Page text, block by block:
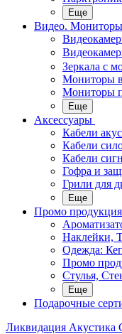
Еще
Видео. Мониторы
Зеркала с
Мониторы
Мониторы
Еще
Аксессуары
Кабели
Кабели
Кабели
Гофра и
Грили для
Еще
Промо продукция
Наклейки,
Одежда:
Промо
Стулья,
Еще
Подарочные
Ликвидация Акустика